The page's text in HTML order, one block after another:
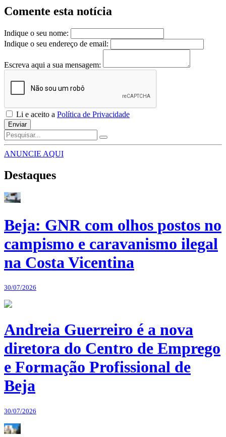
Comente esta notícia
Indique o seu nome:
Indique o seu endereço de email:
Escreva aqui a sua mensagem:
Li e aceito a Política de Privacidade
Enviar
ANUNCIE AQUI
Destaques
Beja: GNR com olhos postos no
campismo e caravanismo ilegal
na Costa Vicentina
30/07/2026
Andreia Guerreiro é a nova
diretora do Centro de Emprego
e Formação Profissional de
Beja
30/07/2026